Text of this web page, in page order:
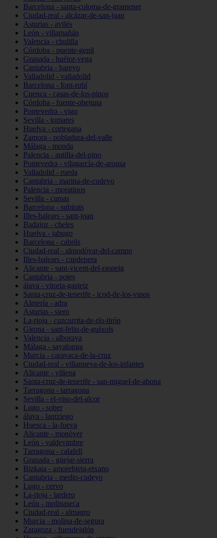
Barcelona - santa-coloma-de-gramenet
Ciudad-real - alcázar-de-san-juan
Asturias - avilés
León - villamañán
Valencia - chulilla
Córdoba - puente-genil
Granada - huétor-vega
Cantabria - bareyo
Valladolid - valladolid
Barcelona - font-rubí
Cuenca - casas-de-los-pinos
Córdoba - fuente-obejuna
Pontevedra - vigo
Sevilla - tomares
Huelva - cortegana
Zamora - pobladura-del-valle
Málaga - monda
Palencia - autilla-del-pino
Pontevedra - vilagarcía-de-arousa
Valladolid - rueda
Cantabria - marina-de-cudeyo
Palencia - moratinos
Sevilla - camas
Barcelona - subirats
Illes-balears - sant-joan
Badajoz - cheles
Huelva - jabugo
Barcelona - cabrils
Ciudad-real - almodóvar-del-campo
Illes-balears - capdepera
Alicante - sant-vicent-del-raspeig
Cantabria - potes
álava - vitoria-gasteiz
Santa-cruz-de-tenerife - icod-de-los-vinos
Almería - adra
Asturias - siero
La-rioja - cuzcurrita-de-río-tirón
Girona - sant-feliu-de-guíxols
Valencia - alboraya
Málaga - sayalonga
Murcia - caravaca-de-la-cruz
Ciudad-real - villanueva-de-los-infantes
Alicante - villena
Santa-cruz-de-tenerife - san-miguel-de-abona
Tarragona - tarragona
Sevilla - el-viso-del-alcor
Lugo - sober
álava - lantziego
Huesca - la-fueva
Alicante - monòver
León - valdevimbre
Tarragona - calafell
Granada - güejar-sierra
Bizkaia - amorebieta-etxano
Cantabria - medio-cudeyo
Lugo - cervo
La-rioja - lardero
León - molinaseca
Ciudad-real - almagro
Murcia - molina-de-segura
Zaragoza - fuendejalón